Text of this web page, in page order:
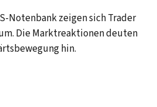
Notenbank zeigen sich Trader
Die Marktreaktionen deuten
hin.